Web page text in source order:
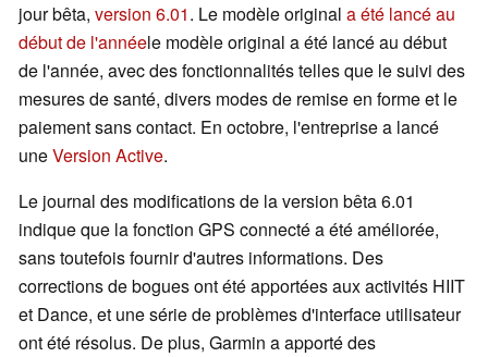
jour bêta, version 6.01. Le modèle original a été lancé au
début de l'annéele modèle original a été lancé au début
de l'année, avec des fonctionnalités telles que le suivi des
mesures de santé, divers modes de remise en forme et le
paiement sans contact. En octobre, l'entreprise a lancé
uneVersion Active.
Le journal des modifications de la version bêta 6.01
indique que la fonction GPS connecté a été améliorée,
sans toutefois fournir d'autres informations. Des
corrections de bogues ont été apportées aux activités HIIT
et Dance, et une série de problèmes d'interface utilisateur
ont été résolus. De plus, Garmin a apporté des